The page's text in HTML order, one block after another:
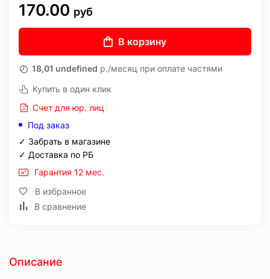
170.00 руб
В корзину
18,01 undefined р./месяц при оплате частями
Купить в один клик
Счет для юр. лиц
Под заказ
✓ Забрать в магазине
✓ Доставка по РБ
Гарантия 12 мес.
В избранное
В сравнение
Описание